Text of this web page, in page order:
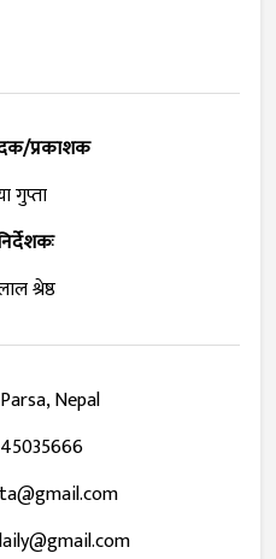
प्रकाशक
गुप्ता
श्रेष्ठ
Nepal